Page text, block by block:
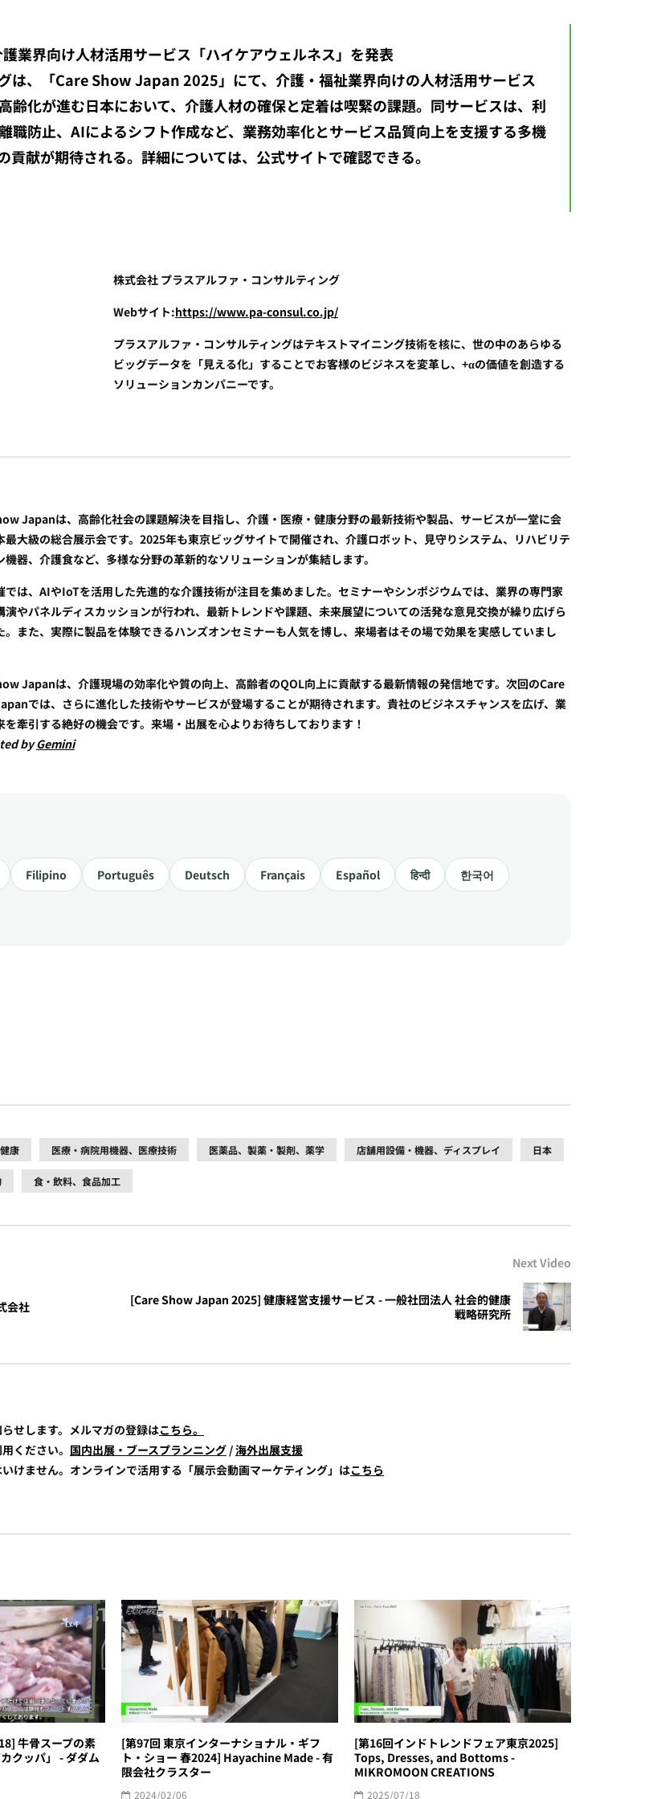
業界向け人材活用サービス「ハイケアウェルネス」を発表
は、「Care Show Japan 2025」にて、介護・福祉業界向けの人材活用サービス
齢化が進む日本において、介護人材の確保と定着は喫緊の課題。同サービスは、利
職防止、AIによるシフト作成など、業務効率化とサービス品質向上を支援する多機
献が期待される。詳細については、公式サイトで確認できる。
株式会社 プラスアルファ・コンサルティング
Webサイト:https://www.pa-consul.co.jp/
プラスアルファ・コンサルティングはテキストマイニング技術を核に、世の中のあらゆる
ビッグデータを「見える化」することでお客様のビジネスを変革し、+αの価値を創造する
ソリューションカンパニーです。
Japanは、高齢化社会の課題解決を目指し、介護・医療・健康分野の最新技術や製品、サービスが一堂に会
最大級の総合展示会です。2025年も東京ビッグサイトで開催され、介護ロボット、見守りシステム、リハビリテ
機器、介護食など、多様な分野の革新的なソリューションが集結します。
では、AIやIoTを活用した先進的な介護技術が注目を集めました。セミナーやシンポジウムでは、業界の専門家
演やパネルディスカッションが行われ、最新トレンドや課題、未来展望についての活発な意見交換が繰り広げら
。また、実際に製品を体験できるハンズオンセミナーも人気を博し、来場者はその場で効果を実感していまし
Japanは、介護現場の効率化や質の向上、高齢者のQOL向上に貢献する最新情報の発信地です。次回のCare
では、さらに進化した技術やサービスが登場することが期待されます。貴社のビジネスチャンスを広げ、業
を牽引する絶好の機会です。来場・出展を心よりお待ちしております！
byGemini
Filipino Português Deutsch Français Español हिन्दी 한국어
康 医療・病院用機器、医療技術 医薬品、製薬・製剤、薬学 店舗用設備・機器、ディスプレイ 日本
食・飲料、食品加工
会社
Next Video
[Care Show Japan 2025] 健康経営支援サービス - 一般社団法人 社会的健康
戦略研究所
せします。メルマガの登録はこちら。
ください。 国内出展・ブースプランニング /海外出展支援
けません。オンラインで活用する「展示会動画マーケティング」はこちら
牛骨スープの素
クッパ」 - ダダム
[第97回 東京インターナショナル・ギフ
ト・ショー 春2024] Hayachine Made - 有
限会社クラスター
2024/02/06
[第16回インドトレンドフェア東京2025]
Tops, Dresses, and Bottoms -
MIKROMOON CREATIONS
2025/07/18